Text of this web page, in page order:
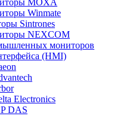
MOXA
Winmate
Sintrones
NEXCOM
мониторов
(HMI)
Electronics
DAS